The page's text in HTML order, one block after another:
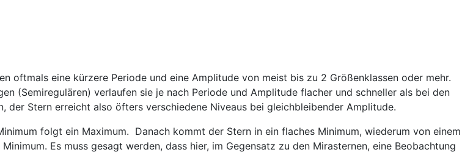
oftmals eine kürzere Periode und eine Amplitude von meist bis zu 2 Größenklassen oder mehr.
(Semiregulären) verlaufen sie je nach Periode und Amplitude flacher und schneller als bei den
der Stern erreicht also öfters verschiedene Niveaus bei gleichbleibender Amplitude.
folgt ein Maximum. Danach kommt der Stern in ein flaches Minimum, wiederum von einem
Es muss gesagt werden, dass hier, im Gegensatz zu den Mirasternen, eine Beobachtung